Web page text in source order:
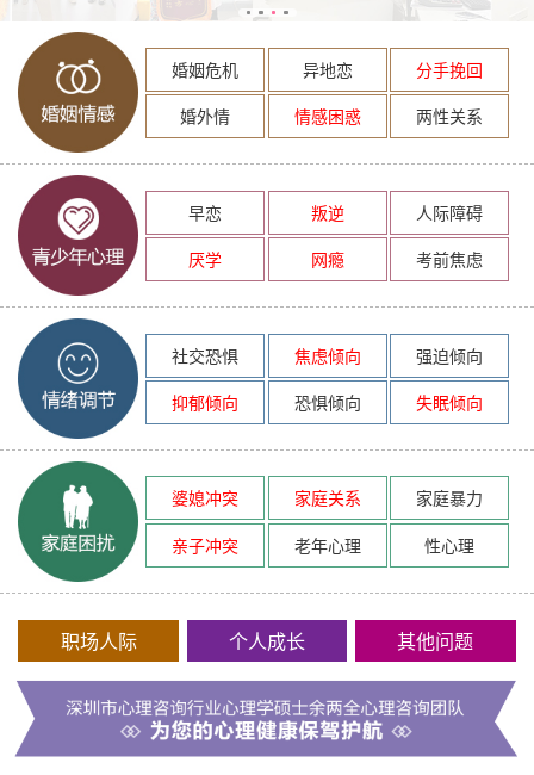
婚姻危机 异地恋
分手挽回
婚外情
情感困惑 两性关系
早恋 叛逆
人际障碍
厌学
网瘾 考前焦虑
社交恐惧 焦虑倾向
强迫倾向
抑郁倾向
恐惧倾向 失眠倾向
婆媳冲突 家庭关系
家庭暴力
亲子冲突
老年心理 性心理
职场人际 个人成长 其他问题